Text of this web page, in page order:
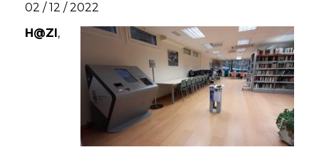
02 / 12 / 2022
H@ZI,